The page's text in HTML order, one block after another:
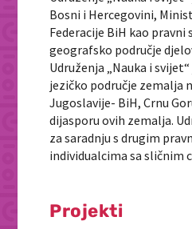
Bosni i Hercegovini,
Federacije BiH kao
geografsko područje
Udruženja „Nauka i
jezičko područje zemalja
Jugoslavije- BiH, Crnu
dijasporu ovih zemalja.
za saradnju s drugim
individualcima sa sličnim
Projekti